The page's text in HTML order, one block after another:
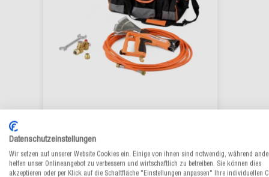
Aus 2 Varianten wählen
Datenschutzeinstellungen
Wir setzen auf unserer Website Cookies ein. Einige von ihnen sind notwendig, während
helfen unser Onlineangebot zu verbessern und wirtschaftlich zu betreiben. Sie können dies
akzeptieren oder per Klick auf die Schaltfläche "Einstellungen anpassen" Ihre individuellen